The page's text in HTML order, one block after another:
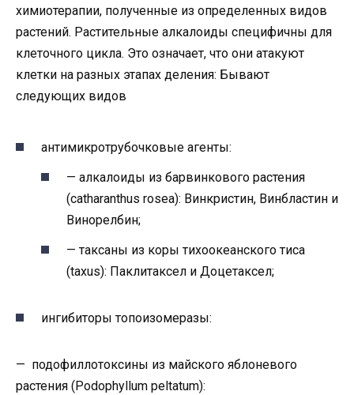
химиотерапии, полученные из определенных видов
растений. Растительные алкалоиды специфичны для
клеточного цикла. Это означает, что они атакуют
клетки на разных этапах деления: Бывают
следующих видов
антимикротрубочковые агенты:
— алкалоиды из барвинкового растения
(catharanthus rosea): Винкристин, Винбластин и
Винорелбин;
— таксаны из коры тихоокеанского тиса
(taxus): Паклитаксел и Доцетаксел;
ингибиторы топоизомеразы:
— подофиллотоксины из майского яблоневого
растения (Podophyllum peltatum):